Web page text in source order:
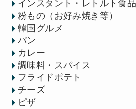
インスタント・レトルト食品
粉もの（お好み焼き等）
韓国グルメ
パン
カレー
調味料・スパイス
フライドポテト
チーズ
ピザ